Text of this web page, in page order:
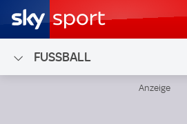
FUSSBALL